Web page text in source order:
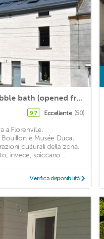
Holiday Home with bubble bath (opened from 1/2 May to end of September)
9,7 Eccellente (50)
a Florenville.
e Musée Ducal
culturali della zona.
invece, spiccano ...
Verifica disponibilità